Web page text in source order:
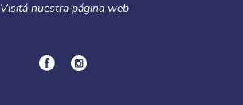
Visitá nuestra página web